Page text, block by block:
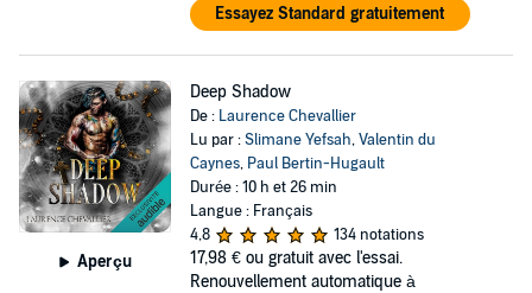
Essayez Standard gratuitement
Aperçu
Deep Shadow
De : Laurence Chevallier
Lu par :Slimane Yefsah,Valentin du
Caynes, Paul Bertin-Hugault
Durée : 10 h et 26 min
Langue : Français
4,8
134 notations
17,98 € ou gratuit avec l'essai.
Renouvellement automatique à